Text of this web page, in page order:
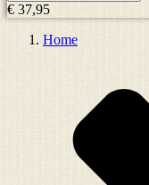
€ 37,95
Home